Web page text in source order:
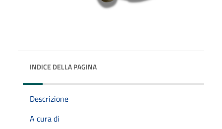
INDICE DELLA PAGINA
Descrizione
A cura di